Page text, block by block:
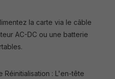
la carte via le câble
AC-DC ou une batterie
Réinitialisation : L'en-tête